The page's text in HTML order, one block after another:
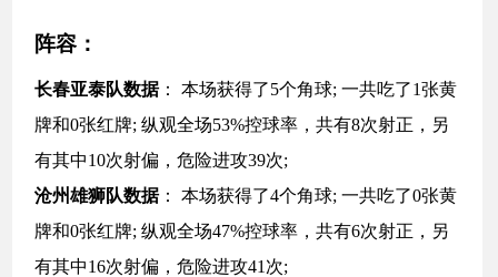
阵容：
长春亚泰队数据： 本场获得了5个角球; 一共吃了1张黄
牌和0张红牌; 纵观全场53%控球率，共有8次射正，另
有其中10次射偏，危险进攻39次;
沧州雄狮队数据： 本场获得了4个角球; 一共吃了0张黄
牌和0张红牌; 纵观全场47%控球率，共有6次射正，另
有其中16次射偏，危险进攻41 次;